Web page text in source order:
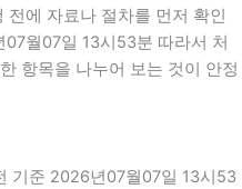
에 자료나 절차를 먼저 확인
월07일 13시53분 따라서 처
항목을 나누어 보는 것이 안정
기준 2026년07월07일 13시53